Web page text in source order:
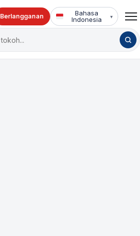
Berlangganan
Bahasa
Indonesia
▾